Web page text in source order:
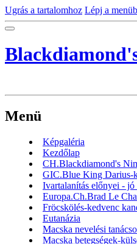
Ugrás a tartalomhoz Lépj a
Menü
Képgaléria
Kezdőlap
CH.Blackdiamond's
GIC.Blue King Darius-
Ivartalanítás előnyei - jó
Europa.Ch.Brad Le
Fröcskölés-kedvenc
Eutanázia
Macska nevelési
Macska betegségek-